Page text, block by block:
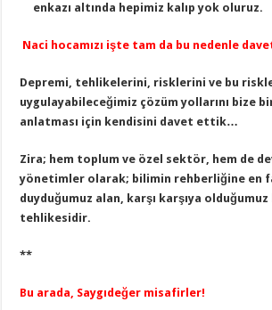
enkazı altında hepimiz kalıp yok oluruz.
Naci hocamızı işte tam da bu nedenle
Depremi, tehlikelerini, risklerini ve bu
uygulayabileceğimiz çözüm yollarını bize
anlatması için kendisini davet ettik…
Zira; hem toplum ve özel sektör, hem de
yönetimler olarak; bilimin rehberliğine en
duyduğumuz alan, karşı karşıya olduğumuz
tehlikesidir.
**
Bu arada, Saygıdeğer misafirler!